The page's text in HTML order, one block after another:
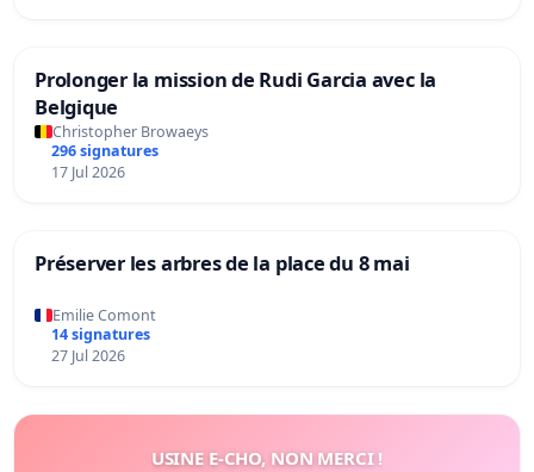
Prolonger la mission de Rudi Garcia avec la
Belgique
Christopher Browaeys
296 signatures
17 Jul 2026
Préserver les arbres de la place du 8 mai
Emilie Comont
14 signatures
27 Jul 2026
USINE E-CHO, NON MERCI !